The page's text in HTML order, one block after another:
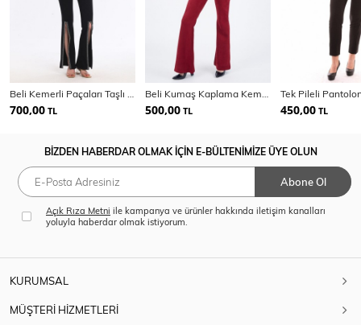
700,00 TL 500,00 TL 450,00 TL
BİZDEN HABERDAR OLMAK İÇİN E-BÜLTENİMİZE ÜYE OLUN
Abone Ol
Açık Rıza Metni ile kampanya ve ürünler hakkında iletişim kanalları
yoluyla haberdar olmak istiyorum.
KURUMSAL
MÜŞTERİ HİZMETLERİ